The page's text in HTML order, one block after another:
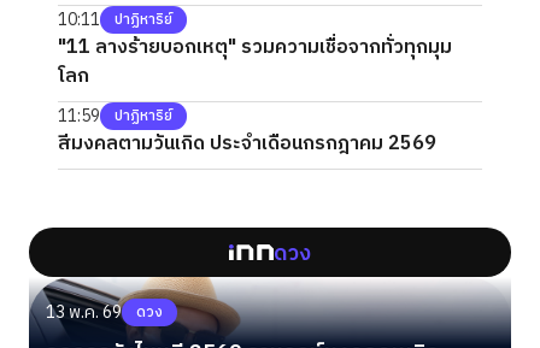
10:11 ปาฏิหาริย์
"11 ลางร้ายบอกเหตุ" รวมความเชื่อจากทั่วทุกมุม
โลก
11:59 ปาฏิหาริย์
สีมงคลตามวันเกิด ประจำเดือนกรกฎาคม 2569
ดวง
13 พ.ค. 69 ดวง